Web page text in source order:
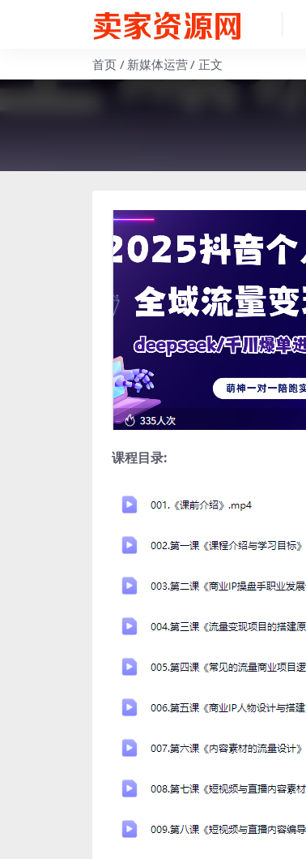
首页 新媒体运营 正文
课程目录: